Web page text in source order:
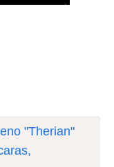
"Therian"